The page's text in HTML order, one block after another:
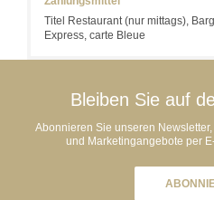
Titel Restaurant (nur mittags),
Express, carte Bleue
Bleiben Sie auf
Abonnieren Sie unseren
und Marketingangebote per